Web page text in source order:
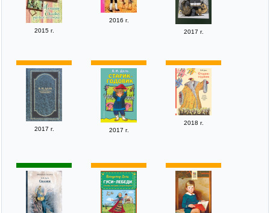
2015 г.
2016 г.
2017 г.
2017 г. 2017 г.
2018 г.